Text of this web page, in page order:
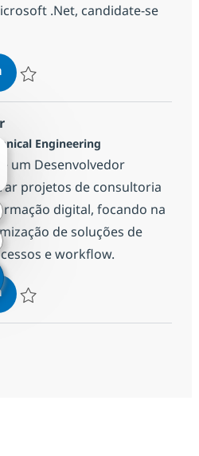
.Net, candidate-se
Technical Manager - .Net
Engineering
um Desenvolvedor
projetos de consultoria
digital, focando na
de soluções de
e workflow.
Camunda Developer
notificação de chatbot